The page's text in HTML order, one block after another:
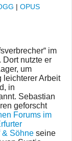
| OPUS
im
Dort nutzte er
um
leichterer Arbeit
in
Sebastian
geforscht
Forums im
& Söhne seine